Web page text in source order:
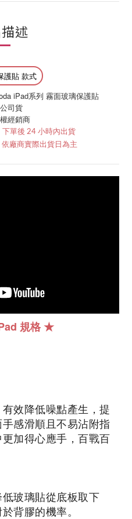
述
護貼 款式
iPad系列 霧面玻璃保護貼
司貨
經銷商
下單後 24 小時內出貨
依廠商實際出貨日為主
規格★
效降低噪點產生，提
感滑順且不易沾附指
加得心應手，百戰百
玻璃貼從底板取下
背膠的機率。